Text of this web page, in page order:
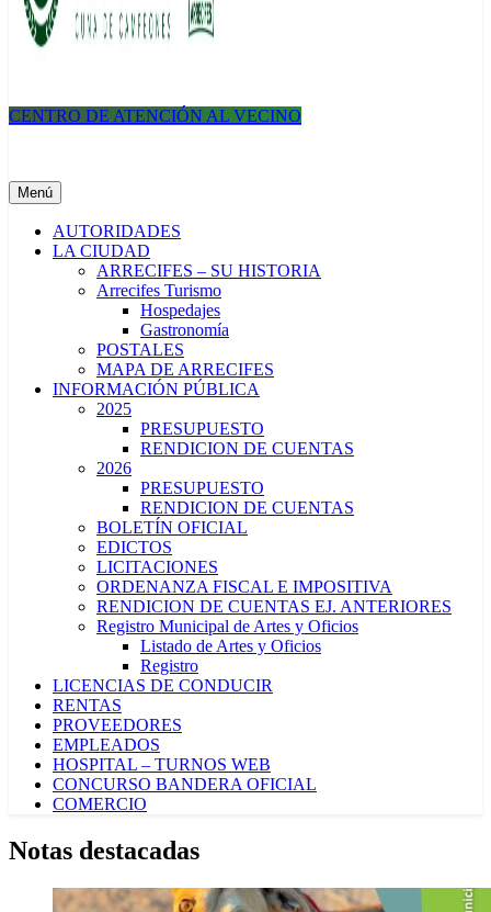
CENTRO DE ATENCIÓN AL VECINO
Menú
AUTORIDADES
LA CIUDAD
ARRECIFES – SU HISTORIA
Arrecifes Turismo
Hospedajes
Gastronomía
POSTALES
MAPA DE ARRECIFES
INFORMACIÓN PÚBLICA
2025
PRESUPUESTO
RENDICION DE CUENTAS
2026
PRESUPUESTO
RENDICION DE CUENTAS
BOLETÍN OFICIAL
EDICTOS
LICITACIONES
ORDENANZA FISCAL E IMPOSITIVA
RENDICION DE CUENTAS EJ. ANTERIORES
Registro Municipal de Artes y Oficios
Listado de Artes y Oficios
Registro
LICENCIAS DE CONDUCIR
RENTAS
PROVEEDORES
EMPLEADOS
HOSPITAL – TURNOS WEB
CONCURSO BANDERA OFICIAL
COMERCIO
Notas destacadas